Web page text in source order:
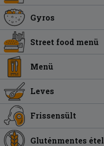
Gyros
Street food menü
Menü
Leves
Frissensült
Gluténmentes étel